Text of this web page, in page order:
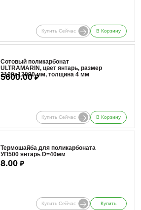
Купить Сейчас В Корзину
Сотовый поликарбонат
ULTRAMARIN, цвет янтарь, размер
2100x12000 мм, толщина 4 мм
5600.00₽
Купить Сейчас В Корзину
Термошайба для поликарбоната
УП500 янтарь D=40мм
8.00 ₽
Купить Сейчас Купить